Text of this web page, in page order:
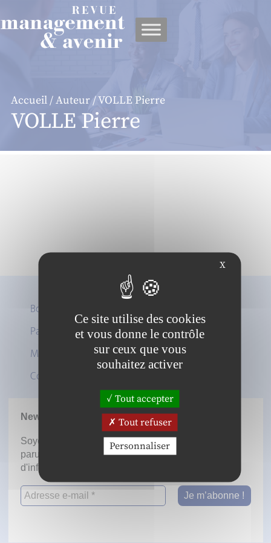
Accueil/Auteur/ VOLLE Pierre
VOLLE Pierre
Boutique
Panier
Mon compte
Contact
Twitter
LinkedIn
Newsletter
Soyez informé dès la mise en ligne des prochaines
parutions en vous inscrivant à notre lettre
d'information.
Panneau de gestion des cookies
X
Ce site utilise des cookies
et vous donne le contrôle
sur ceux que vous
souhaitez activer
Tout accepter
Tout refuser
Personnaliser